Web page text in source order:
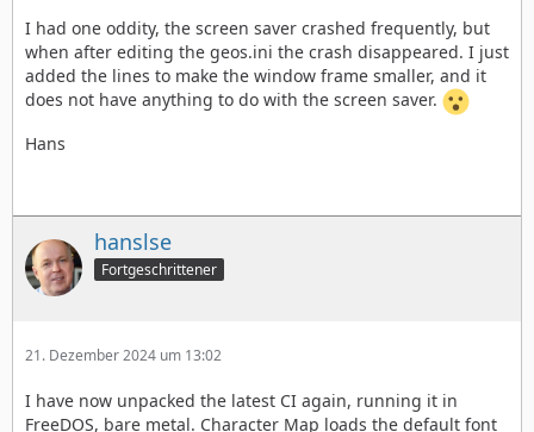
I had one oddity, the screen saver crashed frequently, but
when after editing the geos.ini the crash disappeared. I just
added the lines to make the window frame smaller, and it
does not have anything to do with the screen saver.
Hans
hanslse
Fortgeschrittener
21. Dezember 2024 um 13:02
I have now unpacked the latest CI again, running it in
FreeDOS, bare metal. Character Map loads the default font